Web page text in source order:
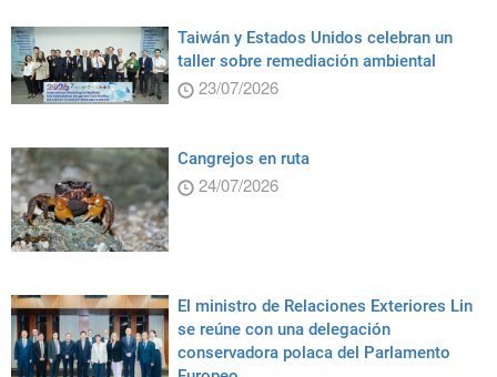
Taiwán y Estados Unidos celebran un
taller sobre remediación ambiental
23/07/2026
Cangrejos en ruta
24/07/2026
El ministro de Relaciones Exteriores Lin
se reúne con una delegación
conservadora polaca del Parlamento